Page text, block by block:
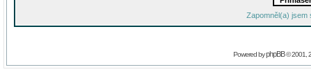
Zapomněl(a) jsem
Powered byphpBB© 2001,